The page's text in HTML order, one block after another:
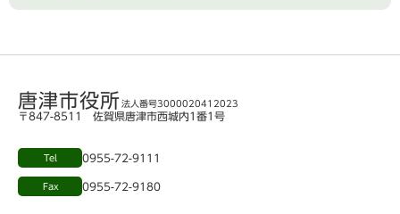
唐津市役所 法人番号3000020412023
〒847-8511 佐賀県唐津市西城内1番1号
Tel 0955-72-9111
Fax 0955-72-9180